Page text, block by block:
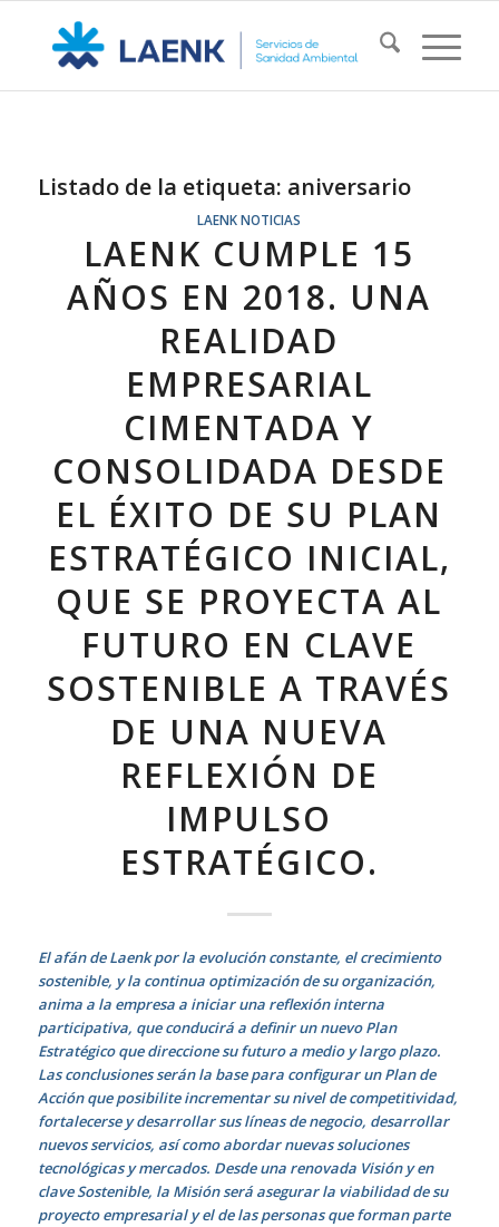
Listado de la etiqueta: aniversario
LAENK NOTICIAS
LAENK CUMPLE 15
AÑOS EN 2018. UNA
REALIDAD
EMPRESARIAL
CIMENTADA Y
CONSOLIDADA DESDE
EL ÉXITO DE SU PLAN
ESTRATÉGICO INICIAL,
QUE SE PROYECTA AL
FUTURO EN CLAVE
SOSTENIBLE A TRAVÉS
DE UNA NUEVA
REFLEXIÓN DE
IMPULSO
ESTRATÉGICO.
El afán de Laenk por la evolución constante, el crecimiento
sostenible, y la continua optimización de su organización,
anima a la empresa a iniciar una reflexión interna
participativa, que conducirá a definir un nuevo Plan
Estratégico que direccione su futuro a medio y largo plazo.
Las conclusiones serán la base para configurar un Plan de
Acción que posibilite incrementar su nivel de competitividad,
fortalecerse y desarrollar sus líneas de negocio, desarrollar
nuevos servicios, así como abordar nuevas soluciones
tecnológicas y mercados. Desde una renovada Visión y en
clave Sostenible, la Misión será asegurar la viabilidad de su
proyecto empresarial y el de las personas que forman parte